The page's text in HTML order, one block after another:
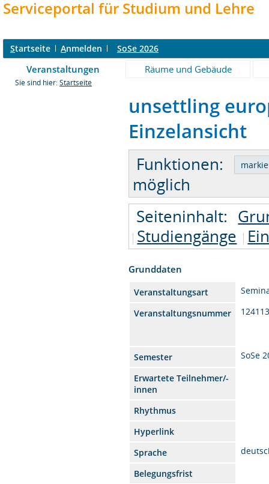
Serviceportal für Studium und Lehre
Startseite Anmelden SoSe 2026
Veranstaltungen Räume und Gebäude
Sie sind hier: Startseite
unsettling
Einzelansicht
Funktionen:
möglich
Seiteninhalt:
Studiengänge
Grunddaten
Veranstaltungsart
Veranstaltungsnummer
Semester
SoSe
Erwartete Teilnehmer/-
innen
Rhythmus
Hyperlink
Sprache
Belegungsfrist